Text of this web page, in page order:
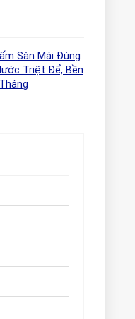
Sàn Mái Đúng
Triệt Để, Bền